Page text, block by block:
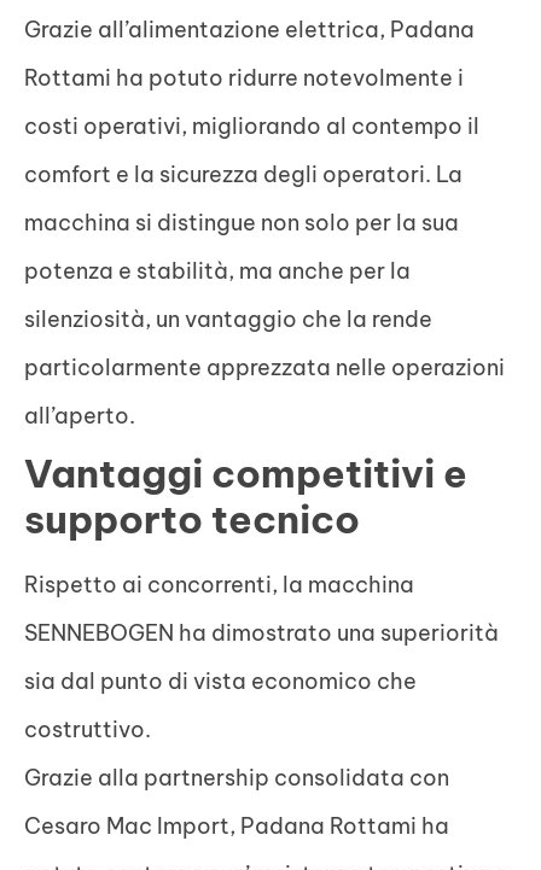
Grazie all’alimentazione elettrica, Padana
Rottami ha potuto ridurre notevolmente i
costi operativi, migliorando al contempo il
comfort e la sicurezza degli operatori. La
macchina si distingue non solo per la sua
potenza e stabilità, ma anche per la
silenziosità, un vantaggio che la rende
particolarmente apprezzata nelle operazioni
all’aperto.
Vantaggi competitivi e
supporto tecnico
Rispetto ai concorrenti, la macchina
SENNEBOGEN ha dimostrato una superiorità
sia dal punto di vista economico che
costruttivo.
Grazie alla partnership consolidata con
Cesaro Mac Import, Padana Rottami ha